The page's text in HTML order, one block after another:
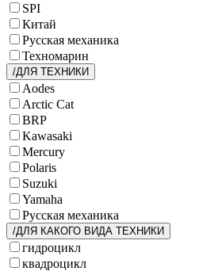
SPI
Китай
Русская механика
Техномарин
/ДЛЯ ТЕХНИКИ
Aodes
Arctic Cat
BRP
Kawasaki
Mercury
Polaris
Suzuki
Yamaha
Русская механика
/ДЛЯ КАКОГО ВИДА ТЕХНИКИ
гидроцикл
квадроцикл